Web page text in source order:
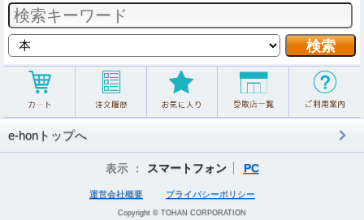
e-honトップへ
表示 ： スマートフォン PC
運営会社概要 プライバシーポリシー
Copyright © TOHAN CORPORATION